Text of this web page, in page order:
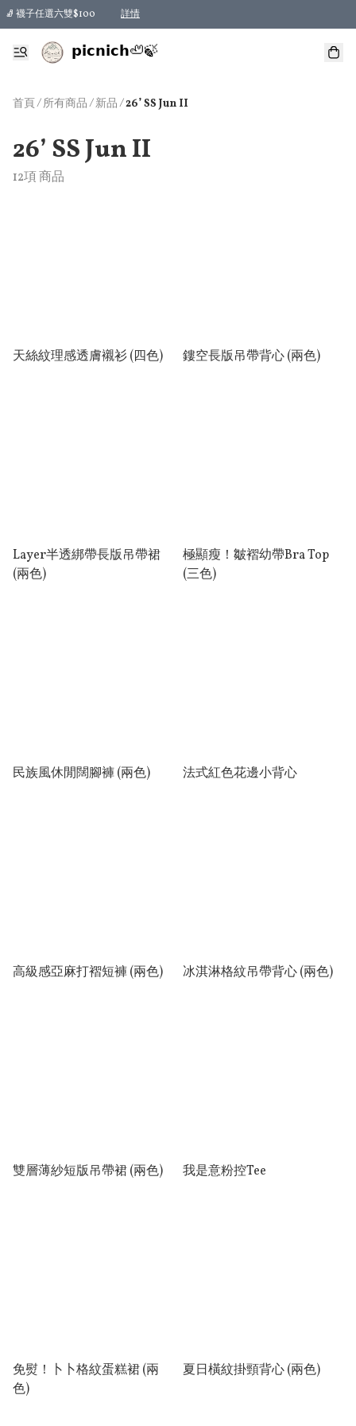
🧦 襪子任選六雙$100 詳情
𝗽𝗶𝗰𝗻𝗶𝗰𝗵🦥🍃
首頁/ 所有商品 /新品 /26’ SS Jun II
26’ SS Jun II
12項 商品
天絲紋理感透膚襯衫 (四色) 鏤空長版吊帶背心 (兩色)
Layer半透綁帶長版吊帶裙
(兩色)
極顯瘦！皺褶幼帶Bra Top
(三色)
民族風休閒闊腳褲 (兩色) 法式紅色花邊小背心
高級感亞麻打褶短褲 (兩色) 冰淇淋格紋吊帶背心 (兩色)
雙層薄紗短版吊帶裙 (兩色) 我是意粉控Tee
免熨！卜卜格紋蛋糕裙 (兩
色)
夏日橫紋掛頸背心 (兩色)